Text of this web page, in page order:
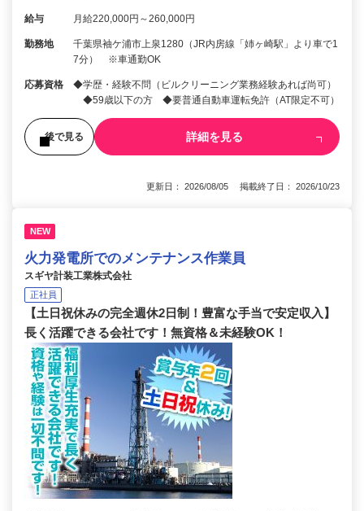
給与 月給220,000円～260,000円
勤務地
千葉県袖ケ浦市上泉1280（JR内房線「姉ヶ崎駅」より車で1
7分） ※車通勤OK
応募資格
◆学歴・経験不問（ビルクリーニング業務経験あれば尚可）
◆59歳以下の方 ◆要普通自動車運転免許（AT限定不可）
後で見る 詳細を見る
更新日： 2026/08/05 掲載終了日： 2026/10/23
NEW
火力発電所でのメンテナンス作業員
スギヤ計装工業株式会社
正社員
【土日祝休みの完全週休2日制！豊富な手当で安定収入】
長く活躍できる会社です！無資格＆未経験OK！